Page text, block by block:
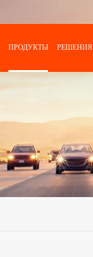
ПРОДУКТЫ РЕШЕНИЯ